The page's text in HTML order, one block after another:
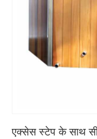
एक्सेस स्टेप के साथ